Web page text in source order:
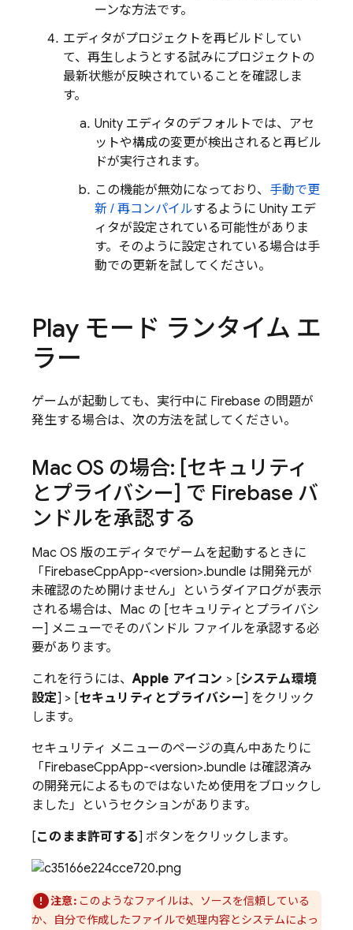
ーンな方法です。
エディタがプロジェクトを再ビルドしてい
て、再生しようとする試みにプロジェクトの
最新状態が反映されていることを確認しま
す。
Unity エディタのデフォルトでは、アセ
ットや構成の変更が検出されると再ビル
ドが実行されます。
この機能が無効になっており、 手動で更
新 / 再コンパイルするように Unity エデ
ィタが設定されている可能性がありま
す。そのように設定されている場合は手
動での更新を試してください。
Play モード ランタイム エ
ラー
ゲームが起動しても、実行中に Firebase の問題が
発生する場合は、次の方法を試してください。
Mac OS の場合: [セキュリティ
とプライバシー] で Firebase バ
ンドルを承認する
Mac OS 版のエディタでゲームを起動するときに
「FirebaseCppApp-<version>.bundle は開発元が
未確認のため開けません」というダイアログが表示
される場合は、Mac の [セキュリティとプライバシ
ー] メニューでそのバンドル ファイルを承認する必
要があります。
これを行うには、Apple アイコン > [システム環境
設定] > [セキュリティとプライバシー] をクリック
します。
セキュリティ メニューのページの真ん中あたりに
「FirebaseCppApp-<version>.bundle は確認済み
の開発元によるものではないため使用をブロックし
ました」というセクションがあります。
[このまま許可する] ボタンをクリックします。
注意:このようなファイルは、ソースを信頼している
か、自分で作成したファイルで処理内容とシステムによっ